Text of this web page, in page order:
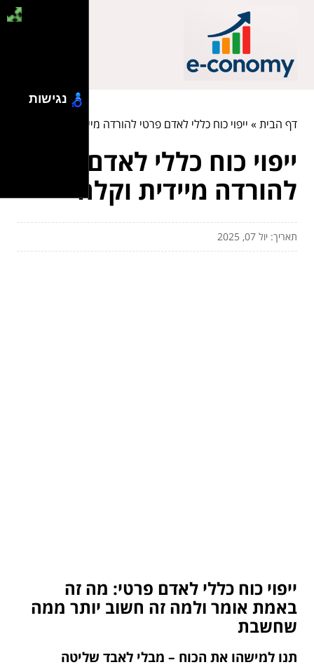
דף הבית» ייפוי כוח כללי לאדם פרטי להורדה מיידית וקלה
ייפוי כוח כללי לאדם פרטי
להורדה מיידית וקלה
תאריך: יול 07, 2025
ייפוי כוח כללי לאדם פרטי: מה זה
באמת אומר ולמה זה חשוב יותר ממה
שחשבת
תנו למישהו את הכוח – מבלי לאבד שליטה
נגישות